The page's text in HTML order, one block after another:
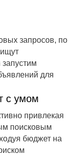
запросов, по
для
с умом
привлекая
поисковым
бюджет на